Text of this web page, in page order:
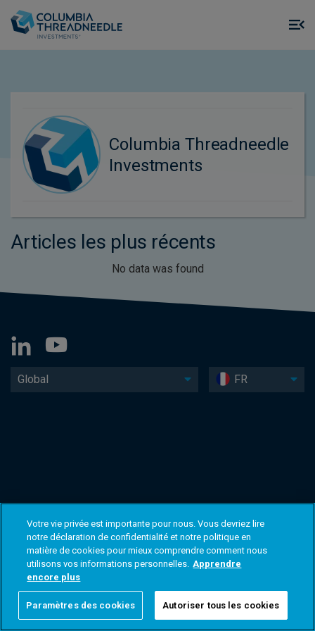
Columbia Threadneedle
Investments
Articles les plus récents
No data was found
Global FR
Votre vie privée est importante pour nous. Vous devriez lire
notre déclaration de confidentialité et notre politique en
matière de cookies pour mieux comprendre comment nous
utilisons vos informations personnelles. Apprendre
encore plus
Paramètres des cookies Autoriser tous les cookies